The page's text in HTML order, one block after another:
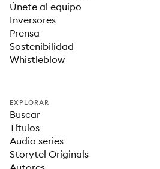
Únete al equipo
Inversores
Prensa
Sostenibilidad
Whistleblow
EXPLORAR
Buscar
Títulos
Audio series
Storytel Originals